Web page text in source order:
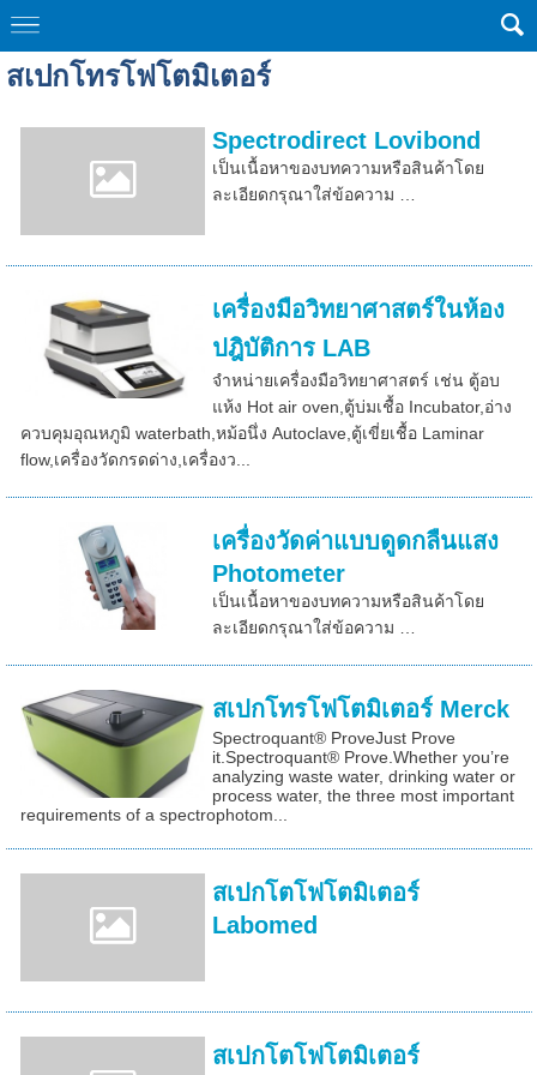
สเปกโทรโฟโตมิเตอร์
Spectrodirect Lovibond
เป็นเนื้อหาของบทความหรือสินค้าโดย
ละเอียดกรุณาใส่ข้อความ …
เครื่องมือวิทยาศาสตร์ในห้อง
ปฎิบัติการ LAB
จำหน่ายเครื่องมือวิทยาศาสตร์ เช่น ตู้อบ
แห้ง Hot air oven,ตู้บ่มเชื้อ Incubator,อ่าง
ควบคุมอุณหภูมิ waterbath,หม้อนึ่ง Autoclave,ตู้เขี่ยเชื้อ Laminar
flow,เครื่องวัดกรดด่าง,เครื่องว...
เครื่องวัดค่าแบบดูดกลืนแสง
Photometer
เป็นเนื้อหาของบทความหรือสินค้าโดย
ละเอียดกรุณาใส่ข้อความ …
สเปกโทรโฟโตมิเตอร์ Merck
Spectroquant® ProveJust Prove
it.Spectroquant® Prove.Whether you’re
analyzing waste water, drinking water or
process water, the three most important
requirements of a spectrophotom...
สเปกโตโฟโตมิเตอร์
Labomed
สเปกโตโฟโตมิเตอร์